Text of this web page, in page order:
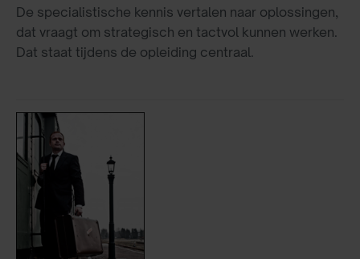
De specialistische kennis vertalen naar oplossingen,
dat vraagt om strategisch en tactvol kunnen werken.
Dat staat tijdens de opleiding centraal.